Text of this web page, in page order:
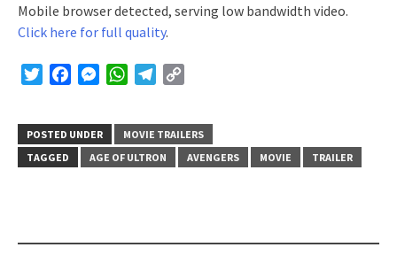
Mobile browser detected, serving low bandwidth video.
Click here for full quality.
TwitterFacebookMessengerWhatsAppTelegram
POSTED UNDER
MOVIE TRAILERS
TAGGED
AGE OF ULTRON AVENGERS MOVIE TRAILER